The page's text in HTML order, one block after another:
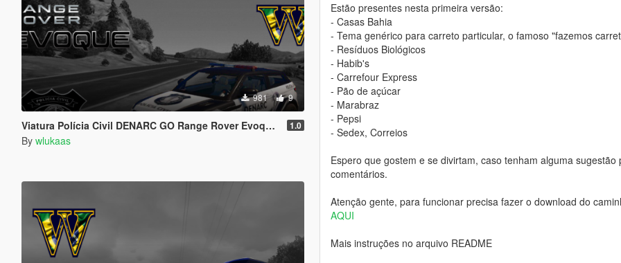
981 9
Viatura Polícia Civil DENARC GO Range Rover Evoque - Brazilian Narcotics Police car 1.0
By wlukaas
Estão presentes nesta primeira versão:
- Casas Bahia
- Tema genérico para carreto particular, o famoso "fazemos
- Resíduos Biológicos
- Habib's
- Carrefour Express
- Pão de açúcar
- Marabraz
- Pepsi
- Sedex, Correios
Espero que gostem e se divirtam, caso tenham alguma
comentários.
Atenção gente, para funcionar precisa fazer o download do
AQUI
Mais instruções no arquivo README